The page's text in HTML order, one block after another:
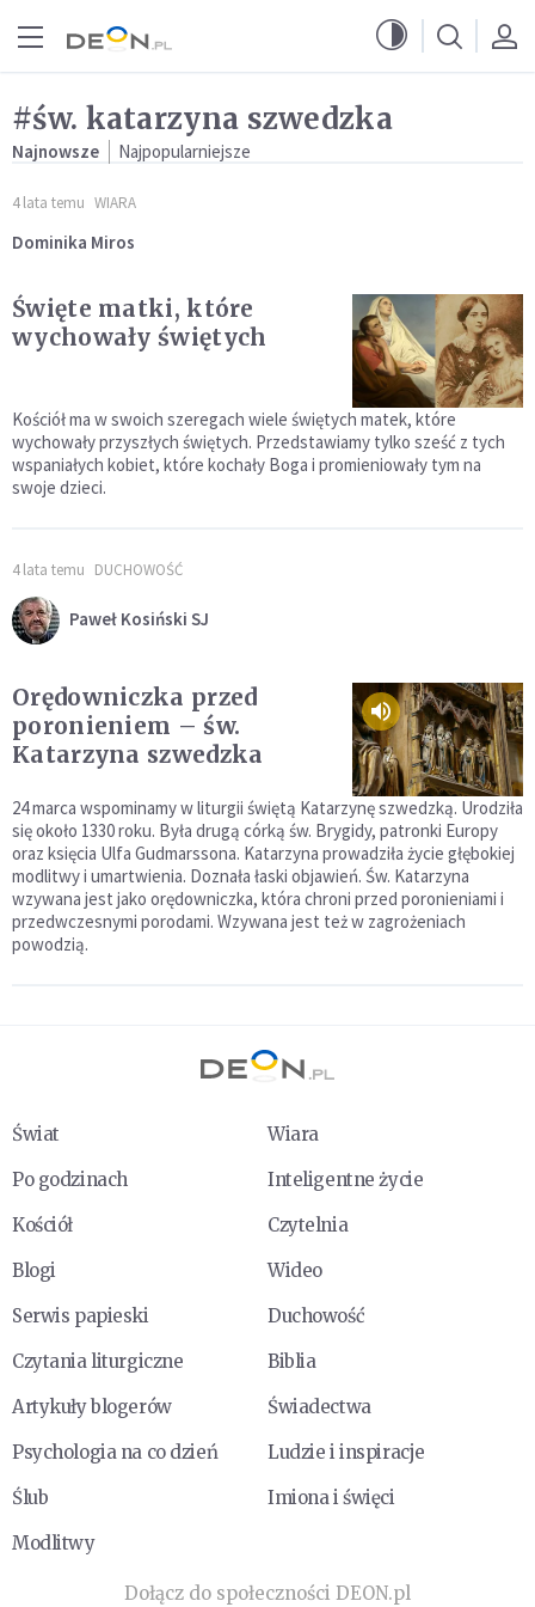
#św. katarzyna szwedzka
Najnowsze Najpopularniejsze
4 lata temu WIARA
Dominika Miros
Święte matki, które
wychowały świętych
Kościół ma w swoich szeregach wiele świętych matek, które
wychowały przyszłych świętych. Przedstawiamy tylko sześć z tych
wspaniałych kobiet, które kochały Boga i promieniowały tym na
swoje dzieci.
4 lata temu DUCHOWOŚĆ
Paweł Kosiński SJ
Orędowniczka przed
poronieniem – św.
Katarzyna szwedzka
24 marca wspominamy w liturgii świętą Katarzynę szwedzką. Urodziła
się około 1330 roku. Była drugą córką św. Brygidy, patronki Europy
oraz księcia Ulfa Gudmarssona. Katarzyna prowadziła życie głębokiej
modlitwy i umartwienia. Doznała łaski objawień. Św. Katarzyna
wzywana jest jako orędowniczka, która chroni przed poronieniami i
przedwczesnymi porodami. Wzywana jest też w zagrożeniach
powodzią.
Świat
Wiara
Po godzinach
Inteligentne życie
Kościół
Czytelnia
Blogi
Wideo
Serwis papieski
Duchowość
Czytania liturgiczne
Biblia
Artykuły blogerów
Świadectwa
Psychologia na co dzień
Ludzie i inspiracje
Ślub
Imiona i święci
Modlitwy
Dołącz do społeczności DEON.pl